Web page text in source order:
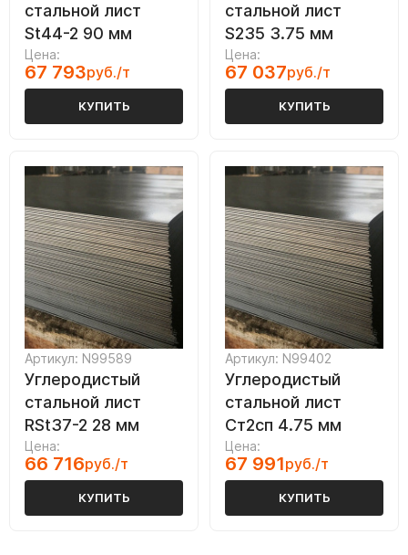
стальной лист
St44-2 90 мм
Цена:
67 793руб./т
КУПИТЬ
стальной лист
S235 3.75 мм
Цена:
67 037руб./т
КУПИТЬ
Артикул: N99589
Углеродистый
стальной лист
RSt37-2 28 мм
Цена:
66 716руб./т
КУПИТЬ
Артикул: N99402
Углеродистый
стальной лист
Ст2сп 4.75 мм
Цена:
67 991руб./т
КУПИТЬ